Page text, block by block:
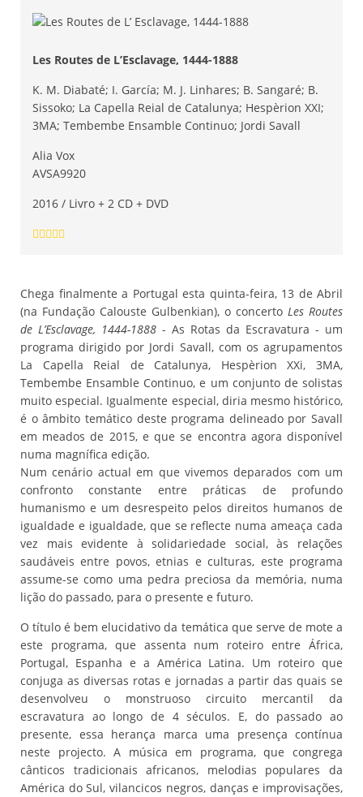
Les Routes de L’Esclavage, 1444-1888
K. M. Diabaté; I. García; M. J. Linhares; B. Sangaré; B.
Sissoko; La Capella Reial de Catalunya; Hespèrion XXI;
3MA; Tembembe Ensamble Continuo; Jordi Savall
Alia Vox
AVSA9920
2016 / Livro + 2 CD + DVD
Chega finalmente a Portugal esta quinta-feira, 13 de Abril
(na Fundação Calouste Gulbenkian), o concerto Les Routes
de L’Esclavage, 1444-1888 - As Rotas da Escravatura - um
programa dirigido por Jordi Savall, com os agrupamentos
La Capella Reial de Catalunya, Hespèrion XXi, 3MA,
Tembembe Ensamble Continuo, e um conjunto de solistas
muito especial. Igualmente especial, diria mesmo histórico,
é o âmbito temático deste programa delineado por Savall
em meados de 2015, e que se encontra agora disponível
numa magnífica edição.
Num cenário actual em que vivemos deparados com um
confronto constante entre práticas de profundo
humanismo e um desrespeito pelos direitos humanos de
igualdade e igualdade, que se reflecte numa ameaça cada
vez mais evidente à solidariedade social, às relações
saudáveis entre povos, etnias e culturas, este programa
assume-se como uma pedra preciosa da memória, numa
lição do passado, para o presente e futuro.
O título é bem elucidativo da temática que serve de mote a
este programa, que assenta num roteiro entre África,
Portugal, Espanha e a América Latina. Um roteiro que
conjuga as diversas rotas e jornadas a partir das quais se
desenvolveu o monstruoso circuito mercantil da
escravatura ao longo de 4 séculos. E, do passado ao
presente, essa herança marca uma presença contínua
neste projecto. A música em programa, que congrega
cânticos tradicionais africanos, melodias populares da
América do Sul, vilancicos negros, danças e improvisações,